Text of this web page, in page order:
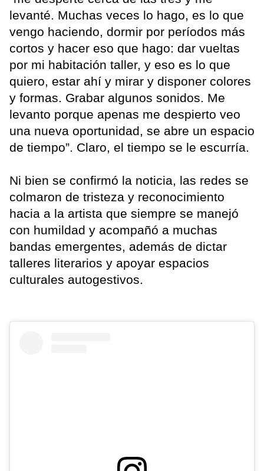
levanté. Muchas veces lo hago, es lo que
vengo haciendo, dormir por períodos más
cortos y hacer eso que hago: dar vueltas
por mi habitación taller, y eso es lo que
quiero, estar ahí y mirar y disponer colores
y formas. Grabar algunos sonidos. Me
levanto porque apenas me despierto veo
una nueva oportunidad, se abre un espacio
de tiempo”. Claro, el tiempo se le escurría.
Ni bien se confirmó la noticia, las redes se
colmaron de tristeza y reconocimiento
hacia a la artista que siempre se manejó
con humildad y acompañó a muchas
bandas emergentes, además de dictar
talleres literarios y apoyar espacios
culturales autogestivos.